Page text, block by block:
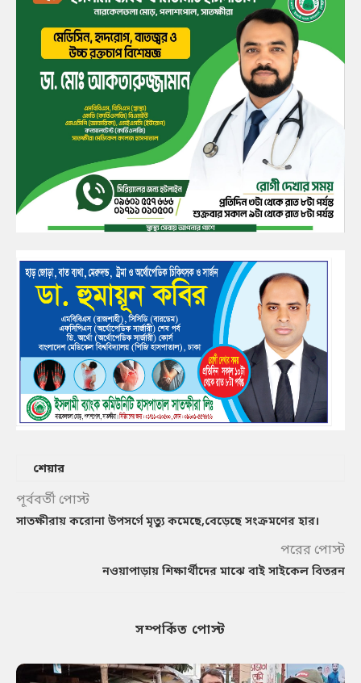
শেয়ার
পূর্ববর্তী পোস্ট
সাতক্ষীরায় করোনা উপসর্গে মৃত্যু কমেছে,বেড়েছে সংক্রমণের হার।
পরের পোস্ট
নওয়াপাড়ায় শিক্ষার্থীদের মাঝে বাই সাইকেল বিতরন
সম্পর্কিত পোস্ট